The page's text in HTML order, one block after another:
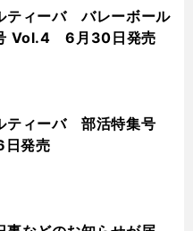
ティーバ バレーボール
Vol.4 6月30日発売
ティーバ 部活特集号
日発売